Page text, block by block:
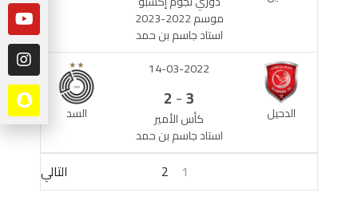
موسم 2022-2023
استاد جاسم بن حمد
الدحيل السد
14-03-2022
3
-
2
كأس الأمير
استاد جاسم بن حمد
1
2 التالي